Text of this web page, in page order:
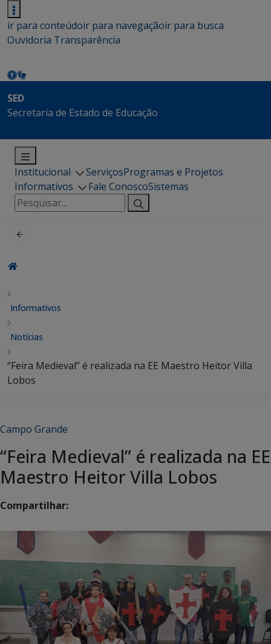
ir para conteúdoir para navegaçãoir para busca
Ouvidoria Transparência
SED
Secretaria de Estado de Educação
Institucional ServiçosProgramas e Projetos
Informativos
Fale ConoscoSistemas
Pesquisar
por:
Informativos
Notícias
“Feira Medieval” é realizada na EE Maestro Heitor Villa
Lobos
Campo Grande
“Feira Medieval” é realizada na EE
Maestro Heitor Villa Lobos
Compartilhar: